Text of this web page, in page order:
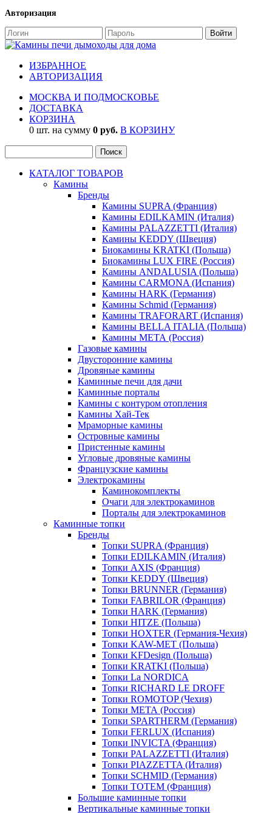
Авторизация
ИЗБРАННОЕ
АВТОРИЗАЦИЯ
МОСКВА И ПОДМОСКОВЬЕ
ДОСТАВКА
КОРЗИНА
0 шт. на сумму 0 руб. В КОРЗИНУ
КАТАЛОГ ТОВАРОВ
Камины
Бренды
Камины SUPRA (Франция)
Камины EDILKAMIN (Италия)
Камины PALAZZETTI (Италия)
Камины KEDDY (Швеция)
Биокамины KRATKI (Польша)
Биокамины LUX FIRE (Россия)
Камины ANDALUSIA (Польша)
Камины CARMONA (Испания)
Камины HARK (Германия)
Камины Schmid (Германия)
Камины TRAFORART (Испания)
Камины BELLA ITALIA (Польша)
Камины МЕТА (Россия)
Газовые камины
Двусторонние камины
Дровяные камины
Каминные печи для дачи
Каминные порталы
Камины с контуром отопления
Камины Хай-Тек
Мраморные камины
Островные камины
Пристенные камины
Угловые дровяные камины
Французские камины
Электрокамины
Каминокомплекты
Очаги для электрокаминов
Порталы для электрокаминов
Каминные топки
Бренды
Топки SUPRA (Франция)
Топки EDILKAMIN (Италия)
Топки AXIS (Франция)
Топки KEDDY (Швеция)
Топки BRUNNER (Германия)
Топки FABRILOR (Франция)
Топки HARK (Германия)
Топки HITZE (Польша)
Топки HOXTER (Германия-Чехия)
Топки KAW-MET (Польша)
Топки KFDesign (Польша)
Топки KRATKI (Польша)
Топки La NORDICA
Топки RICHARD LE DROFF
Топки ROMOTOP (Чехия)
Топки МЕТА (Россия)
Топки SPARTHERM (Германия)
Топки FERLUX (Испания)
Топки INVICTA (Франция)
Топки PALAZZETTI (Италия)
Топки PIAZZETTA (Италия)
Топки SCHMID (Германия)
Топки TOTEM (Франция)
Большие каминные топки
Вертикальные каминные топки